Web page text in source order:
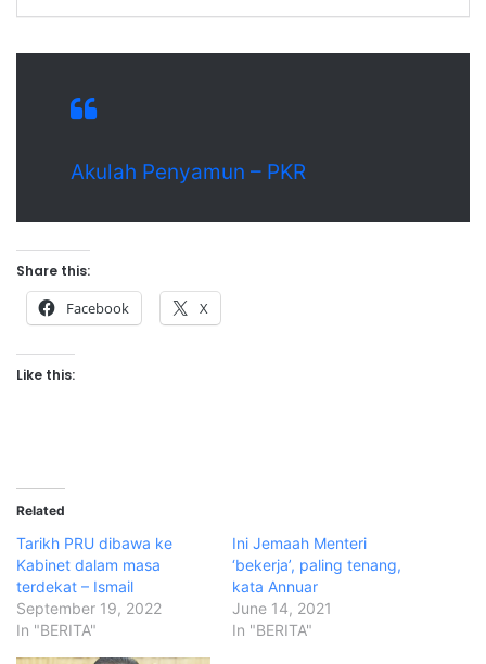
Akulah Penyamun – PKR
Share this:
Facebook X
Like this:
Related
Tarikh PRU dibawa ke
Kabinet dalam masa
terdekat – Ismail
September 19, 2022
In "BERITA"
Ini Jemaah Menteri
‘bekerja’, paling tenang,
kata Annuar
June 14, 2021
In "BERITA"